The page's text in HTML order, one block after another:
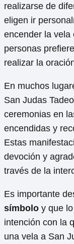
realizarse de
eligen ir
encender la vela
personas
realizar la
En muchos
San Judas
ceremonias en
encendidas y
Estas
devoción y
través de la
Es importante
símbolo y que
intención con la
una vela a San